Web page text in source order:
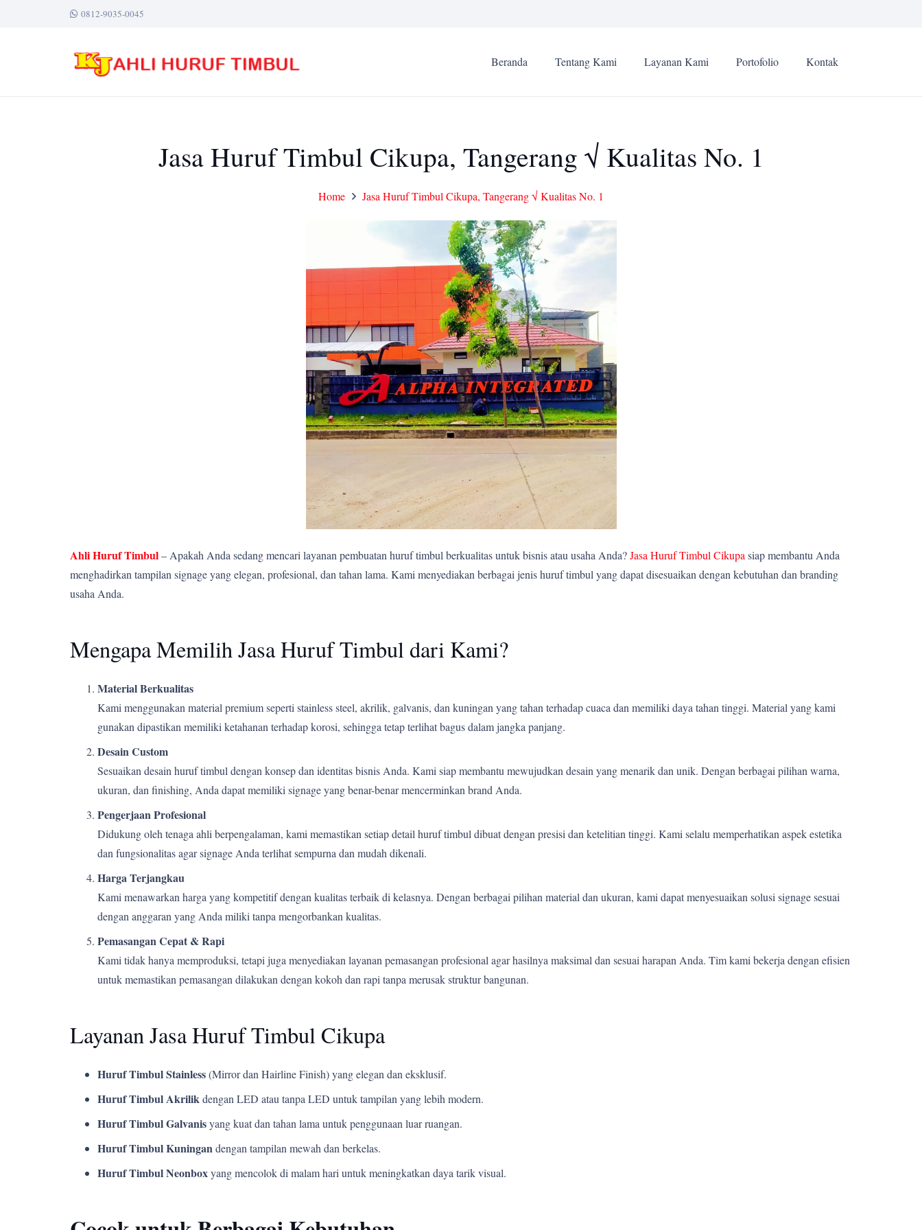
0812-9035-0045
Beranda Tentang Kami Layanan Kami Portofolio Kontak
Jasa Huruf Timbul Cikupa, Tangerang √ Kualitas No. 1
Home Jasa Huruf Timbul Cikupa, Tangerang √ Kualitas No. 1
Ahli Huruf Timbul– Apakah Anda sedang mencari layanan pembuatan huruf timbul berkualitas untuk bisnis atau usaha Anda?Jasa Huruf Timbul Cikupa siap membantu Anda
menghadirkan tampilan signage yang elegan, profesional, dan tahan lama. Kami menyediakan berbagai jenis huruf timbul yang dapat disesuaikan dengan kebutuhan dan branding
usaha Anda.
Mengapa Memilih Jasa Huruf Timbul dari Kami?
Material Berkualitas
Kami menggunakan material premium seperti stainless steel, akrilik, galvanis, dan kuningan yang tahan terhadap cuaca dan memiliki daya tahan tinggi. Material yang kami
gunakan dipastikan memiliki ketahanan terhadap korosi, sehingga tetap terlihat bagus dalam jangka panjang.
Desain Custom
Sesuaikan desain huruf timbul dengan konsep dan identitas bisnis Anda. Kami siap membantu mewujudkan desain yang menarik dan unik. Dengan berbagai pilihan warna,
ukuran, dan finishing, Anda dapat memiliki signage yang benar-benar mencerminkan brand Anda.
Pengerjaan Profesional
Didukung oleh tenaga ahli berpengalaman, kami memastikan setiap detail huruf timbul dibuat dengan presisi dan ketelitian tinggi. Kami selalu memperhatikan aspek estetika
dan fungsionalitas agar signage Anda terlihat sempurna dan mudah dikenali.
Harga Terjangkau
Kami menawarkan harga yang kompetitif dengan kualitas terbaik di kelasnya. Dengan berbagai pilihan material dan ukuran, kami dapat menyesuaikan solusi signage sesuai
dengan anggaran yang Anda miliki tanpa mengorbankan kualitas.
Pemasangan Cepat & Rapi
Kami tidak hanya memproduksi, tetapi juga menyediakan layanan pemasangan profesional agar hasilnya maksimal dan sesuai harapan Anda. Tim kami bekerja dengan efisien
untuk memastikan pemasangan dilakukan dengan kokoh dan rapi tanpa merusak struktur bangunan.
Layanan Jasa Huruf Timbul Cikupa
Huruf Timbul Stainless(Mirror dan Hairline Finish) yang elegan dan eksklusif.
Huruf Timbul Akrilikdengan LED atau tanpa LED untuk tampilan yang lebih modern.
Huruf Timbul Galvanisyang kuat dan tahan lama untuk penggunaan luar ruangan.
Huruf Timbul Kuningandengan tampilan mewah dan berkelas.
Huruf Timbul Neonboxyang mencolok di malam hari untuk meningkatkan daya tarik visual.